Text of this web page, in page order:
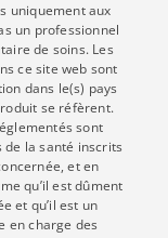
uniquement aux
un professionnel
de soins. Les
ce site web sont
dans le(s) pays
se réfèrent.
sont
la santé inscrits
et en
qu’il est dûment
et qu’il est un
en charge des